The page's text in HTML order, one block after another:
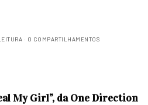
0 COMPARTILHAMENTOS
My Girl”, da One Direction